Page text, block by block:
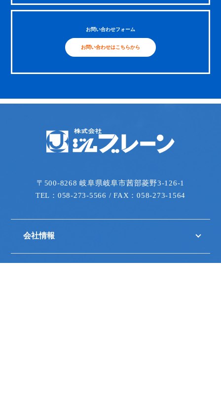
お問い合わせフォーム
お問い合わせはこちらから
〒500-8268 岐阜県岐阜市茜部菱野3-126-1
TEL：058-273-5566 / FAX：058-273-1564
会社情報